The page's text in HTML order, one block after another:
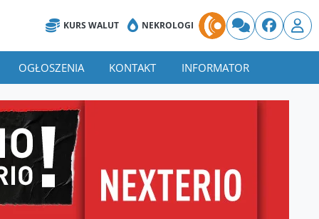
KURS WALUT NEKROLOGI
OGŁOSZENIA KONTAKT INFORMATOR